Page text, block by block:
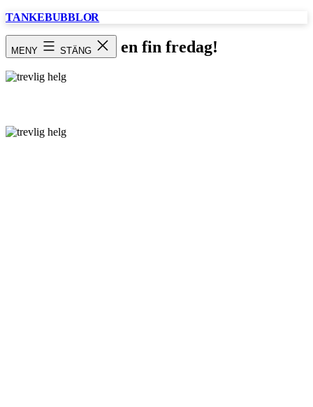
Hoppa
TANKEBUBBLOR
MENY STÄNG Ha en fin fredag!